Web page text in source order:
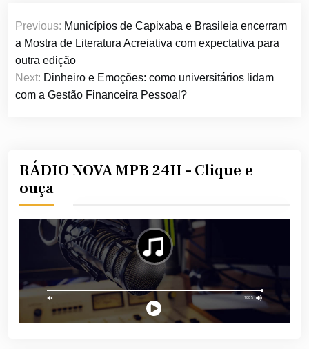
Navegação
de
Post
Previous: Municípios de Capixaba e Brasileia encerram
a Mostra de Literatura Acreiativa com expectativa para
outra edição
Next: Dinheiro e Emoções: como universitários lidam
com a Gestão Financeira Pessoal?
RÁDIO NOVA MPB 24H – Clique e
ouça